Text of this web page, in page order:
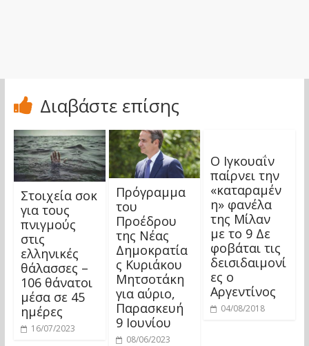
Διαβάστε επίσης
Στοιχεία σοκ
για τους
πνιγμούς
στις
ελληνικές
θάλασσες –
106 θάνατοι
μέσα σε 45
ημέρες
16/07/2023
Πρόγραμμα
του
Προέδρου
της Νέας
Δημοκρατία
ς Κυριάκου
Μητσοτάκη
για αύριο,
Παρασκευή
9 Ιουνίου
08/06/2023
Ο Ιγκουαΐν
παίρνει την
«καταραμέν
η» φανέλα
της Μίλαν
με το 9 Δε
φοβάται τις
δεισιδαιμονί
ες ο
Αργεντίνος
04/08/2018